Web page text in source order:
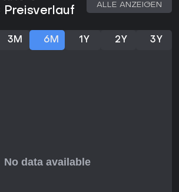
Preisverlauf
ALLE ANZEIGEN
3M 6M 1Y 2Y 3Y